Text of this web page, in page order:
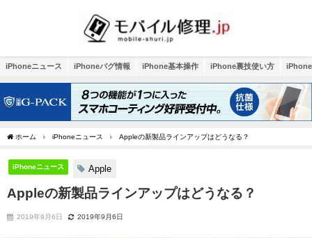
iPhoneニュース iPhoneバグ情報 iPhone基本操作 iPhone裏技使い方
ホーム iPhoneニュース Appleの新製品ラインアップはどうなる？
iPhoneニュース Apple
Appleの新製品ラインアップはどうなる？
2019年9月6日 2019年9月6日